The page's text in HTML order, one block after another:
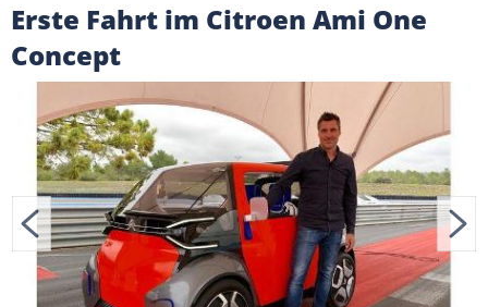
Erste Fahrt im Citroen Ami One
Concept